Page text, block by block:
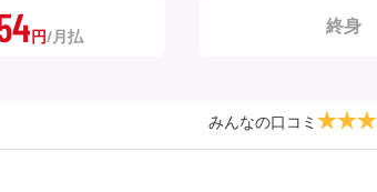
円 終身
みんなの口コミ